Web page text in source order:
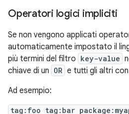
Operatori logici impliciti
Se non vengono applicati
automaticamente impostato il
più termini del filtro key-value
chiave di un OR e tutti gli altri con
Ad esempio:
tag:foo tag:bar